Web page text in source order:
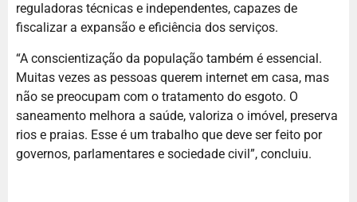
reguladoras técnicas e independentes, capazes de
fiscalizar a expansão e eficiência dos serviços.
“A conscientização da população também é essencial.
Muitas vezes as pessoas querem internet em casa, mas
não se preocupam com o tratamento do esgoto. O
saneamento melhora a saúde, valoriza o imóvel, preserva
rios e praias. Esse é um trabalho que deve ser feito por
governos, parlamentares e sociedade civil”, concluiu.